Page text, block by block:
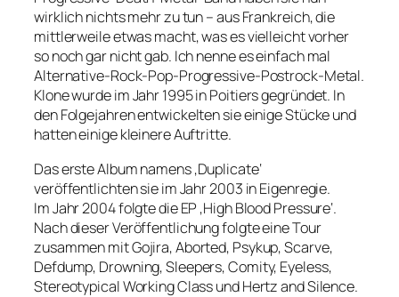
wirklich nichts mehr zu tun – aus Frankreich, die
mittlerweile etwas macht, was es vielleicht vorher
so noch gar nicht gab. Ich nenne es einfach mal
Alternative-Rock-Pop-Progressive-Postrock-Metal.
Klone wurde im Jahr 1995 in Poitiers gegründet. In
den Folgejahren entwickelten sie einige Stücke und
hatten einige kleinere Auftritte.
Das erste Album namens ‚Duplicate‘
veröffentlichten sie im Jahr 2003 in Eigenregie.
Im Jahr 2004 folgte die EP ‚High Blood Pressure‘.
Nach dieser Veröffentlichung folgte eine Tour
zusammen mit Gojira, Aborted, Psykup, Scarve,
Defdump, Drowning, Sleepers, Comity, Eyeless,
Stereotypical Working Class und Hertz and Silence.